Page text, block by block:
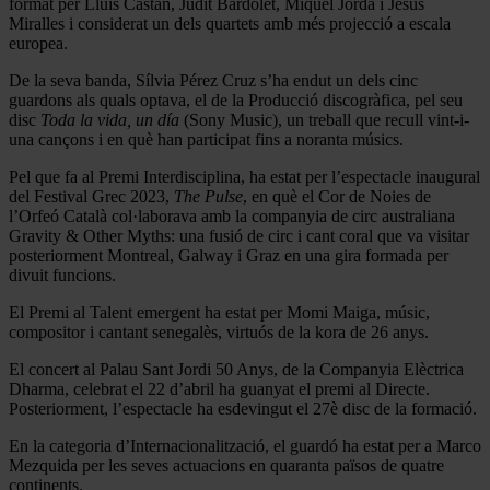
Miralles i considerat un dels quartets amb més projecció a escala
europea.
De la seva banda, Sílvia Pérez Cruz s’ha endut un dels cinc
guardons als quals optava, el de la Producció discogràfica, pel seu
disc Toda la vida, un día (Sony Music), un treball que recull vint-i-
una cançons i en què han participat fins a noranta músics.
Pel que fa al Premi Interdisciplina, ha estat per l’espectacle inaugural
del Festival Grec 2023, The Pulse, en què el Cor de Noies de
l’Orfeó Català col·laborava amb la companyia de circ australiana
Gravity & Other Myths: una fusió de circ i cant coral que va visitar
posteriorment Montreal, Galway i Graz en una gira formada per
divuit funcions.
El Premi al Talent emergent ha estat per Momi Maiga, músic,
compositor i cantant senegalès, virtuós de la kora de 26 anys.
El concert al Palau Sant Jordi 50 Anys, de la Companyia Elèctrica
Dharma, celebrat el 22 d’abril ha guanyat el premi al Directe.
Posteriorment, l’espectacle ha esdevingut el 27è disc de la formació.
En la categoria d’Internacionalització, el guardó ha estat per a Marco
Mezquida per les seves actuacions en quaranta països de quatre
continents.